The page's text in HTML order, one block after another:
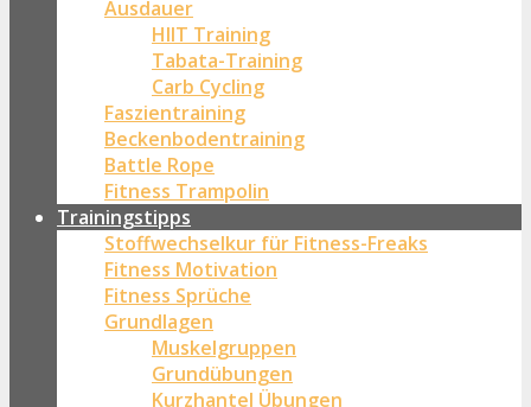
Ausdauer
HIIT Training
Tabata-Training
Carb Cycling
Faszientraining
Beckenbodentraining
Battle Rope
Fitness Trampolin
Trainingstipps
Stoffwechselkur für Fitness-Freaks
Fitness Motivation
Fitness Sprüche
Grundlagen
Muskelgruppen
Grundübungen
Kurzhantel Übungen